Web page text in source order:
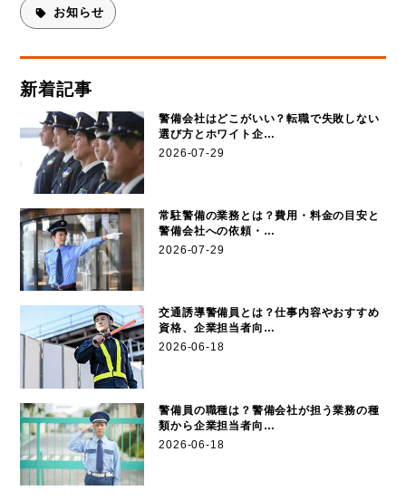
お知らせ
新着記事
警備会社はどこがいい？転職で失敗しない
選び方とホワイト企…
2026-07-29
常駐警備の業務とは？費用・料金の目安と
警備会社への依頼・…
2026-07-29
交通誘導警備員とは？仕事内容やおすすめ
資格、企業担当者向…
2026-06-18
警備員の職種は？警備会社が担う業務の種
類から企業担当者向…
2026-06-18